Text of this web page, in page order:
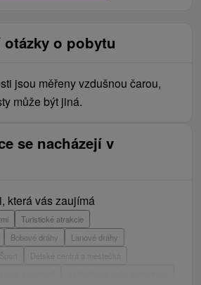
otázky o pobytu
jsou měřeny vzdušnou čarou,
může být jiná.
se nacházejí v
která vás zaujímá
Turistické atrakcie
Bobové dráhy
Lanové dráhy
Detské centrá a mestečká